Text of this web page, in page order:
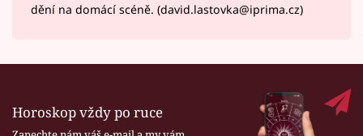
dění na domácí scéně. (david.lastovka@iprima.cz)
Horoskop vždy po ruce